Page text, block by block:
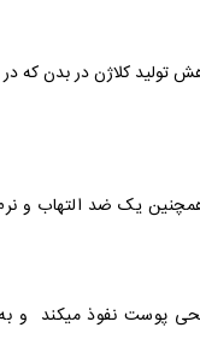
کلاژن در بدن که در
یک ضد التهاب و